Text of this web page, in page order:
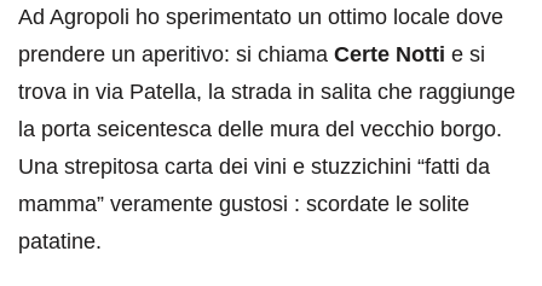
Ad Agropoli ho sperimentato un ottimo locale dove
prendere un aperitivo: si chiama Certe Notti e si
trova in via Patella, la strada in salita che raggiunge
la porta seicentesca delle mura del vecchio borgo.
Una strepitosa carta dei vini e stuzzichini “fatti da
mamma” veramente gustosi : scordate le solite
patatine.